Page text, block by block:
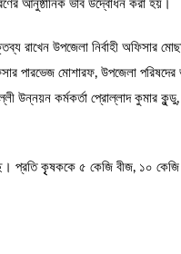
আনুষ্ঠানিক ভাব উদ্বোধন করা হয়।
রাখেন উপজেলা নির্বাহী অফিসার
পারভেজ মোশারফ, উপজেলা পরিষদের
উন্নয়ন কর্মকর্তা প্রোল্লাদ কুমার
প্রতি কৃৃষককে ৫ কেজি বীজ, ১০